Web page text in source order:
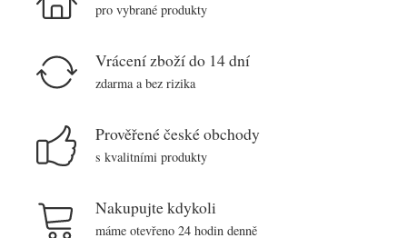
pro vybrané produkty
Vrácení zboží do 14 dní
zdarma a bez rizika
Prověřené české obchody
s kvalitními produkty
Nakupujte kdykoli
máme otevřeno 24 hodin denně